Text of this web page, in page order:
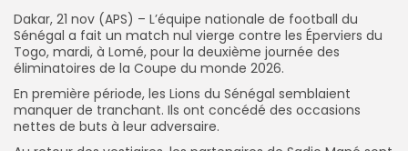
Dakar, 21 nov (APS) – L’équipe nationale de football du
Sénégal a fait un match nul vierge contre les Éperviers du
Togo, mardi, à Lomé, pour la deuxième journée des
éliminatoires de la Coupe du monde 2026.
En première période, les Lions du Sénégal semblaient
manquer de tranchant. Ils ont concédé des occasions
nettes de buts à leur adversaire.